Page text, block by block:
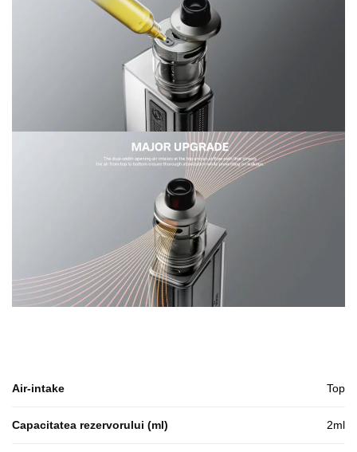
Air-intake Top
Capacitatea rezervorului (ml) 2ml